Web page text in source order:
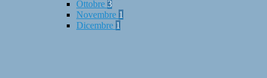
Ottobre 3
Novembre 1
Dicembre 1